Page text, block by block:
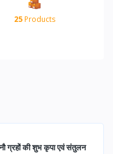
25Products
ग्रहों की शुभ कृपा एवं संतुलन